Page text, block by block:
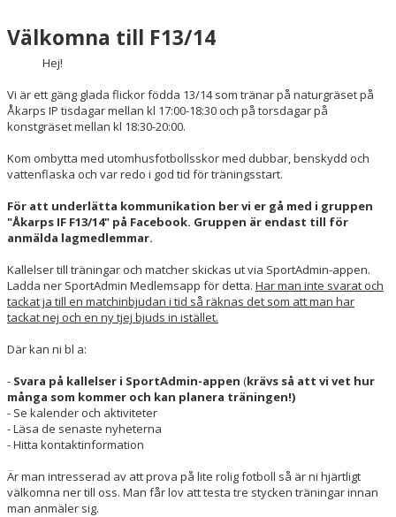
DOKUMENT
KONTAKT
Välkomna till F13/14
Hej!
Vi är ett gäng glada flickor födda 13/14 som tränar på naturgräset på
Åkarps IP tisdagar mellan kl 17:00-18:30 och på torsdagar på
konstgräset mellan kl 18:30-20:00.
Kom ombytta med utomhusfotbollsskor med dubbar, benskydd och
vattenflaska och var redo i god tid för träningsstart.
För att underlätta kommunikation ber vi er gå med i gruppen
"Åkarps IF F13/14" på Facebook. Gruppen är endast till för
anmälda lagmedlemmar.
Kallelser till träningar och matcher skickas ut via SportAdmin-appen.
Ladda ner SportAdmin Medlemsapp för detta. Har man inte svarat och
tackat ja till en matchinbjudan i tid så räknas det som att man har
tackat nej och en ny tjej bjuds in istället.
Där kan ni bl a:
- Svara på kallelser i SportAdmin-appen (krävs så att vi vet hur
många som kommer och kan planera träningen!)
- Se kalender och aktiviteter
- Läsa de senaste nyheterna
- Hitta kontaktinformation
Är man intresserad av att prova på lite rolig fotboll så är ni hjärtligt
välkomna ner till oss. Man får lov att testa tre stycken träningar innan
man anmäler sig.